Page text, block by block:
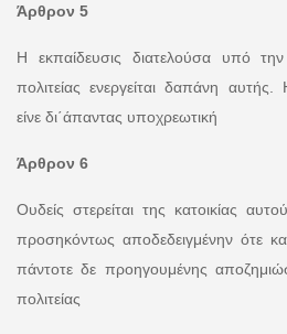
Άρθρον 5
Η εκπαίδευσις διατελούσα υπό
πολιτείας ενεργείται δαπάνη αυτής.
είνε δι΄άπαντας υποχρεωτική
Άρθρον 6
Ουδείς στερείται της κατοικίας
προσηκόντως αποδεδειγμένην ότε
πάντοτε δε προηγουμένης
πολιτείας